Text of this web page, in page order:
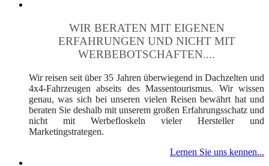
WIR BERATEN MIT EIGENEN
ERFAHRUNGEN UND NICHT MIT
WERBEBOTSCHAFTEN....
Wir reisen seit über 35 Jahren überwiegend in Dachzelten und
4x4-Fahrzeugen abseits des Massentourismus. Wir wissen
genau, was sich bei unseren vielen Reisen bewährt hat und
beraten Sie deshalb mit unserem großen Erfahrungsschatz und
nicht mit Werbefloskeln vieler Hersteller und
Marketingstrategen.
Lernen Sie uns kennen...